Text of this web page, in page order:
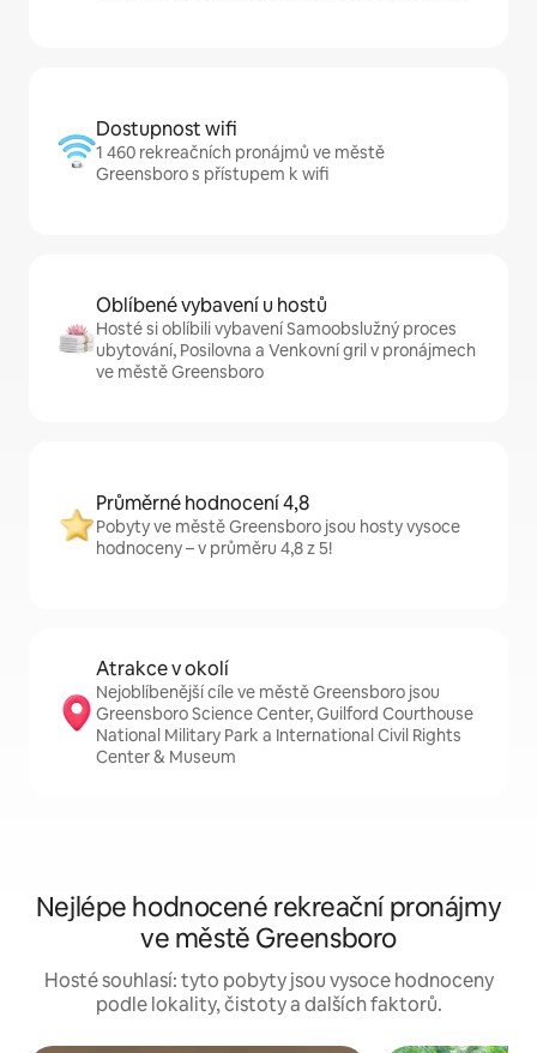
Dostupnost wifi
1 460 rekreačních pronájmů ve městě
Greensboro s přístupem k wifi
Oblíbené vybavení u hostů
Hosté si oblíbili vybavení Samoobslužný proces
ubytování, Posilovna a Venkovní gril v pronájmech
ve městě Greensboro
Průměrné hodnocení 4,8
Pobyty ve městě Greensboro jsou hosty vysoce
hodnoceny – v průměru 4,8 z 5!
Atrakce v okolí
Nejoblíbenější cíle ve městě Greensboro jsou
Greensboro Science Center, Guilford Courthouse
National Military Park a International Civil Rights
Center & Museum
Nejlépe hodnocené rekreační pronájmy
ve městě Greensboro
Hosté souhlasí: tyto pobyty jsou vysoce hodnoceny
podle lokality, čistoty a dalších faktorů.